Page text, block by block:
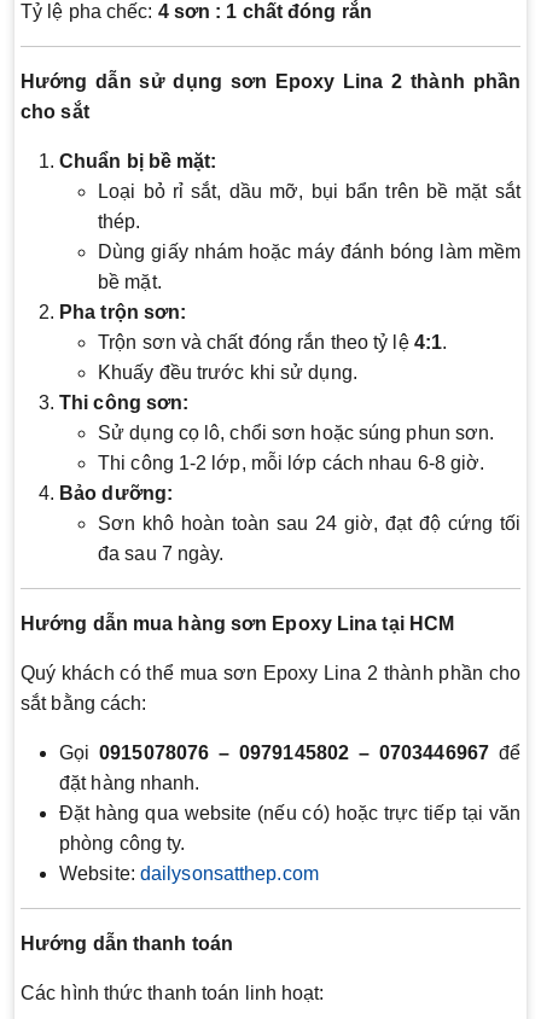
Tỷ lệ pha chếc: 4 sơn : 1 chất đóng rắn
Hướng dẫn sử dụng sơn Epoxy Lina 2 thành phần
cho sắt
Chuẩn bị bề mặt:
Loại bỏ rỉ sắt, dầu mỡ, bụi bẩn trên bề mặt sắt
thép.
Dùng giấy nhám hoặc máy đánh bóng làm mềm
bề mặt.
Pha trộn sơn:
Trộn sơn và chất đóng rắn theo tỷ lệ 4:1.
Khuấy đều trước khi sử dụng.
Thi công sơn:
Sử dụng cọ lô, chổi sơn hoặc súng phun sơn.
Thi công 1-2 lớp, mỗi lớp cách nhau 6-8 giờ.
Bảo dưỡng:
Sơn khô hoàn toàn sau 24 giờ, đạt độ cứng tối
đa sau 7 ngày.
Hướng dẫn mua hàng sơn Epoxy Lina tại HCM
Quý khách có thể mua sơn Epoxy Lina 2 thành phần cho
sắt bằng cách:
Gọi0915078076 – 0979145802 – 0703446967để
đặt hàng nhanh.
Đặt hàng qua website (nếu có) hoặc trực tiếp tại văn
phòng công ty.
Website: dailysonsatthep.com
Hướng dẫn thanh toán
Các hình thức thanh toán linh hoạt: